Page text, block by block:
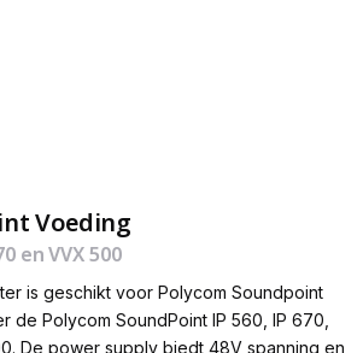
Voeding
en VVX 500
is geschikt voor Polycom Soundpoint
de Polycom SoundPoint IP 560, IP 670,
De power supply biedt 48V spanning en